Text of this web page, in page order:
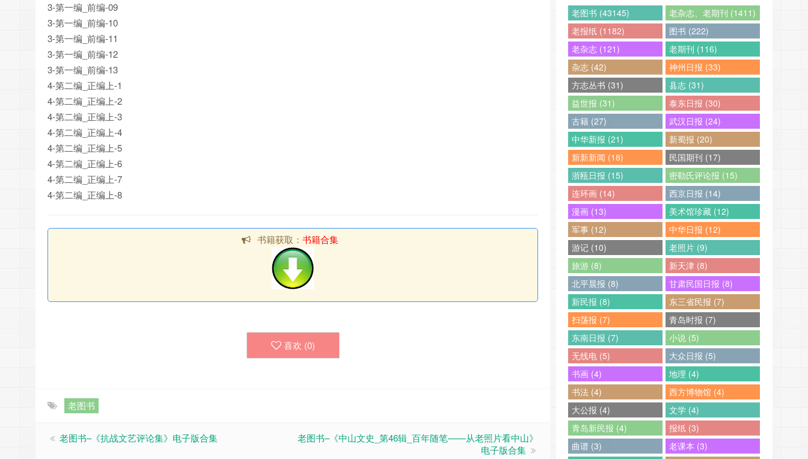
3-第一编_前编-09
3-第一编_前编-10
3-第一编_前编-11
3-第一编_前编-12
3-第一编_前编-13
4-第二编_正编上-1
4-第二编_正编上-2
4-第二编_正编上-3
4-第二编_正编上-4
4-第二编_正编上-5
4-第二编_正编上-6
4-第二编_正编上-7
4-第二编_正编上-8
书籍获取： 书籍合集
喜欢 (0)
老图书
老图书–《抗战文艺评论集》电子版合集
老图书–《中山文史_第46辑_百年随笔——从老照片看中山》
电子版合集
老图书 (43145)
老杂志、老期刊 (1411)
老报纸 (1182)
图书 (222)
老杂志 (121)
老期刊 (116)
杂志 (42)
神州日报 (33)
方志丛书 (31)
县志 (31)
益世报 (31)
泰东日报 (30)
古籍 (27)
武汉日报 (24)
中华新报 (21)
新蜀报 (20)
新新新闻 (18)
民国期刊 (17)
浙瓯日报 (15)
密勒氏评论报 (15)
连环画 (14)
西京日报 (14)
漫画 (13)
美术馆珍藏 (12)
军事 (12)
中华日报 (12)
游记 (10)
老照片 (9)
旅游 (8)
新天津 (8)
北平晨报 (8)
甘肃民国日报 (8)
新民报 (8)
东三省民报 (7)
扫荡报 (7)
青岛时报 (7)
东南日报 (7)
小说 (5)
无线电 (5)
大众日报 (5)
书画 (4)
地理 (4)
书法 (4)
西方博物馆 (4)
大公报 (4)
文学 (4)
青岛新民报 (4)
报纸 (3)
曲谱 (3)
老课本 (3)